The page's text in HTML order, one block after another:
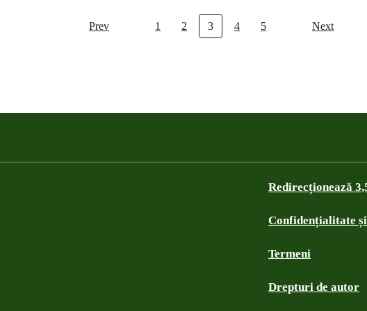
Prev 1 2 3 4 5 Next
Redirecționează
Confidențialitate
Termeni
Drepturi de autor